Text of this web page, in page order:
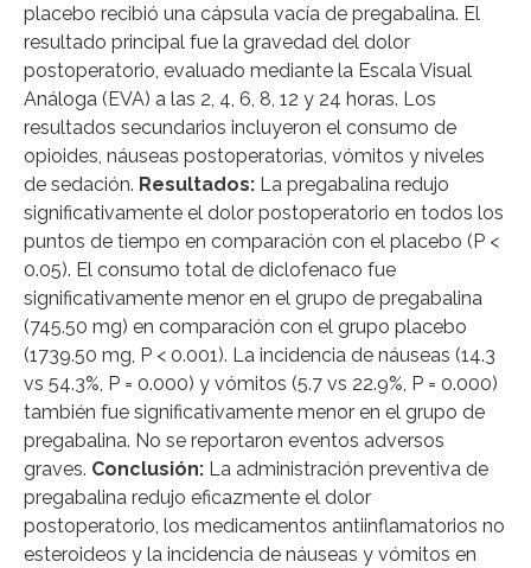
placebo recibió una cápsula vacía de pregabalina. El
resultado principal fue la gravedad del dolor
postoperatorio, evaluado mediante la Escala Visual
Análoga (EVA) a las 2, 4, 6, 8, 12 y 24 horas. Los
resultados secundarios incluyeron el consumo de
opioides, náuseas postoperatorias, vómitos y niveles
de sedación. Resultados: La pregabalina redujo
significativamente el dolor postoperatorio en todos los
puntos de tiempo en comparación con el placebo (P <
0.05). El consumo total de diclofenaco fue
significativamente menor en el grupo de pregabalina
(745.50 mg) en comparación con el grupo placebo
(1739.50 mg, P < 0.001). La incidencia de náuseas (14.3
vs 54.3%, P = 0.000) y vómitos (5.7 vs 22.9%, P = 0.000)
también fue significativamente menor en el grupo de
pregabalina. No se reportaron eventos adversos
graves. Conclusión: La administración preventiva de
pregabalina redujo eficazmente el dolor
postoperatorio, los medicamentos antiinflamatorios no
esteroideos y la incidencia de náuseas y vómitos en